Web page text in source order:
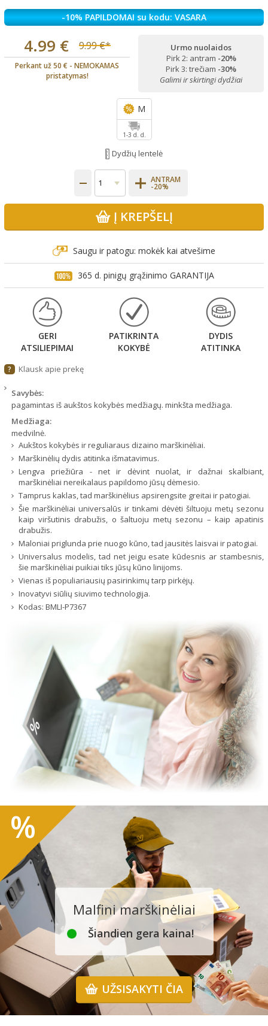
-10% PAPILDOMAI su kodu: VASARA
4.99 € 9.99 €*
Perkant už 50 € - NEMOKAMAS
pristatymas!
Urmo nuolaidos
Pirk 2: antram -20%
Pirk 3: trečiam -30%
Galimi ir skirtingi dydžiai
M
1-3 d. d.
Dydžių lentelė
ANTRAM
-20%
Į KREPŠELĮ
Saugu ir patogu: mokėk kai atvešime
365 d. pinigų grąžinimo GARANTIJA
GERI
ATSILIEPIMAI
PATIKRINTA
KOKYBĖ
DYDIS
ATITINKA
? Klausk apie prekę
Savybės:
pagamintas iš aukštos kokybės medžiagų. minkšta medžiaga.
Medžiaga:
medvilnė.
Aukštos kokybės ir reguliaraus dizaino marškinėliai.
Marškinėlių dydis atitinka išmatavimus.
Lengva priežiūra - net ir dėvint nuolat, ir dažnai skalbiant,
marškinėliai nereikalaus papildomo jūsų dėmesio.
Tamprus kaklas, tad marškinėlius apsirengsite greitai ir patogiai.
Šie marškinėliai universalūs ir tinkami dėvėti šiltuoju metų sezonu
kaip viršutinis drabužis, o šaltuoju metų sezonu – kaip apatinis
drabužis.
Maloniai priglunda prie nuogo kūno, tad jausitės laisvai ir patogiai.
Universalus modelis, tad net jeigu esate kūdesnis ar stambesnis,
šie marškinėliai puikiai tiks jūsų kūno linijoms.
Vienas iš populiariausių pasirinkimų tarp pirkėjų.
Inovatyvi siūlių siuvimo technologija.
Kodas: BMLI-P7367
Malfini marškinėliai
Šiandien gera kaina!
UŽSISAKYTI ČIA
%